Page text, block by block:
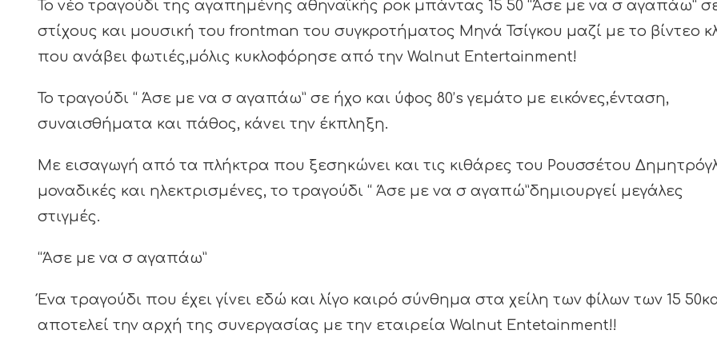
Το νέο τραγούδι της αγαπημένης αθηναϊκής ροκ μπάντας 15 50 “Άσε με να σ αγαπάω”
στίχους και μουσική του frontman του συγκροτήματος Μηνά Τσίγκου μαζί με το βίντεο
που ανάβει φωτιές,μόλις κυκλοφόρησε από την Walnut Entertainment!
Το τραγούδι “ Άσε με να σ αγαπάω” σε ήχο και ύφος 80’s γεμάτο με εικόνες,ένταση,
συναισθήματα και πάθος, κάνει την έκπληξη.
Με εισαγωγή από τα πλήκτρα που ξεσηκώνει και τις κιθάρες του Ρουσσέτου
μοναδικές και ηλεκτρισμένες, το τραγούδι “ Άσε με να σ αγαπώ”δημιουργεί μεγάλες
στιγμές.
“Άσε με να σ αγαπάω”
Ένα τραγούδι που έχει γίνει εδώ και λίγο καιρό σύνθημα στα χείλη των φίλων των 15
αποτελεί την αρχή της συνεργασίας με την εταιρεία Walnut Entetainment!!